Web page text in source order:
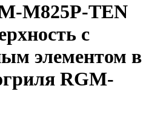
M825P-TEN
с
элементом в
RGM-